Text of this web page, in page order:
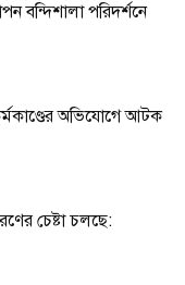
পরিদর্শনে
অভিযোগে আটক
চেষ্টা চলছে: